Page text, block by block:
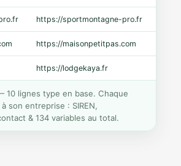
https://sportmontagne-pro.fr
https://maisonpetitpas.com
https://lodgekaya.fr
10 lignes type en base. Chaque
son entreprise : SIREN,
& 134 variables au total.